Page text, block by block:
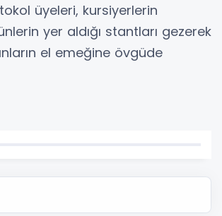
üyeleri, kursiyerlerin
yer aldığı stantları gezerek
el emeğine övgüde